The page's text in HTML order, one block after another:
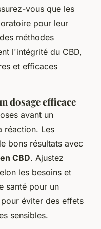
vous que les
pour leur
méthodes
l'intégrité du CBD,
et efficaces
dosage efficace
avant un
réaction. Les
bons résultats avec
CBD. Ajustez
les besoins et
santé pour un
éviter des effets
sensibles.